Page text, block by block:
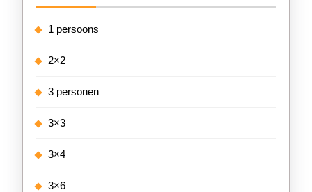
1 persoons
2×2
3 personen
3×3
3×4
3×6